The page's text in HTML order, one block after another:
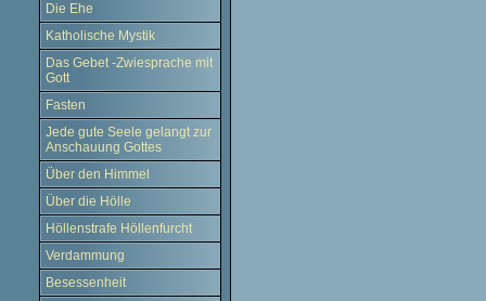
Die Ehe
Katholische Mystik
Das Gebet -Zwiesprache mit
Gott
Fasten
Jede gute Seele gelangt zur
Anschauung Gottes
Über den Himmel
Über die Hölle
Höllenstrafe Höllenfurcht
Verdammung
Besessenheit